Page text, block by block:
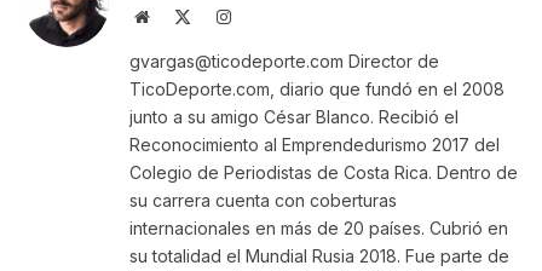
Website Instagram
gvargas@ticodeporte.com Director de
TicoDeporte.com, diario que fundó en el 2008
junto a su amigo César Blanco. Recibió el
Reconocimiento al Emprendedurismo 2017 del
Colegio de Periodistas de Costa Rica. Dentro de
su carrera cuenta con coberturas
internacionales en más de 20 países. Cubrió en
su totalidad el Mundial Rusia 2018. Fue parte de